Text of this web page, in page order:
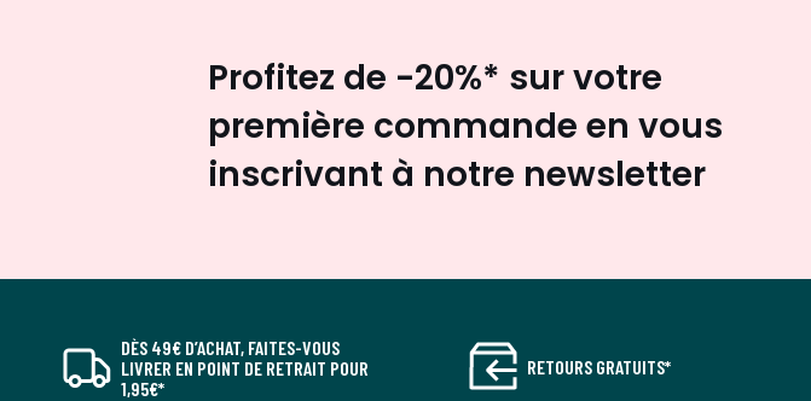
Profitez de -20%* sur votre
première commande en vous
inscrivant à notre newsletter
DÈS 49€ D’ACHAT, FAITES-VOUS
LIVRER EN POINT DE RETRAIT POUR
1,95€*
RETOURS GRATUITS*